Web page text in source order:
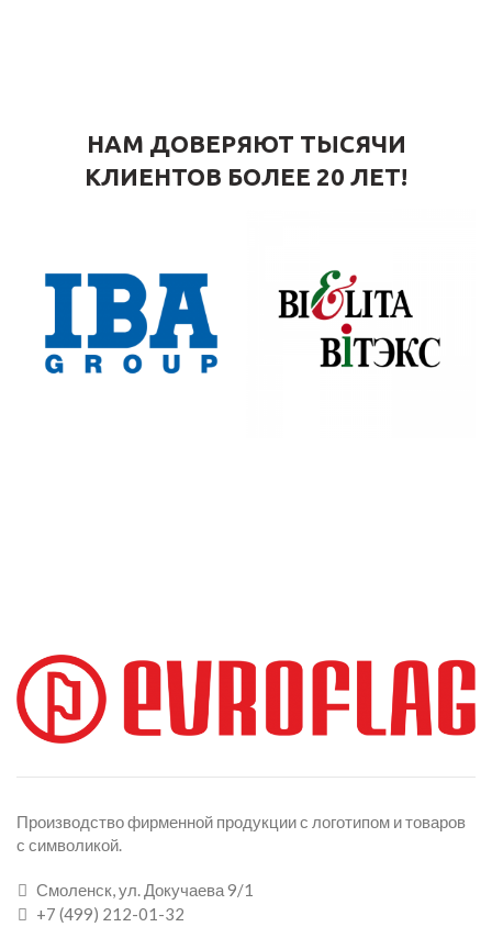
НАМ ДОВЕРЯЮТ ТЫСЯЧИ
КЛИЕНТОВ БОЛЕЕ 20 ЛЕТ!
Производство фирменной продукции с логотипом и товаров
с символикой.
Смоленск, ул. Докучаева 9/1
+7 (499) 212-01-32